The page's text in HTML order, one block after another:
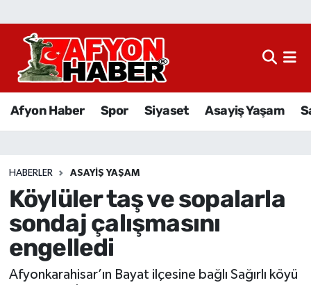
Afyon Haber Spor Siyaset Asayiş Yaşam
HABERLER ASAYIŞ YAŞAM
Köylüler taş ve sopalarla
sondaj çalışmasını
engelledi
Afyonkarahisar’ın Bayat ilçesine bağlı Sağırlı köyü
Afyon Haber
Sağlık
Eğitim
Sivil Toplum